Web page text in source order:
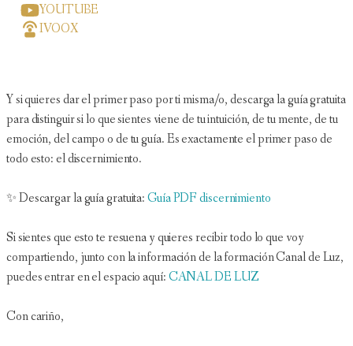
YOUTUBE
IVOOX
Y si quieres dar el primer paso por ti misma/o, descarga la guía gratuita
para distinguir si lo que sientes viene de tu intuición, de tu mente, de tu
emoción, del campo o de tu guía. Es exactamente el primer paso de
todo esto: el discernimiento.
✨ Descargar la guía gratuita:Guía PDF discernimiento
Si sientes que esto te resuena y quieres recibir todo lo que voy
compartiendo, junto con la información de la formación Canal de Luz,
puedes entrar en el espacio aquí:CANAL DE LUZ
Con cariño,